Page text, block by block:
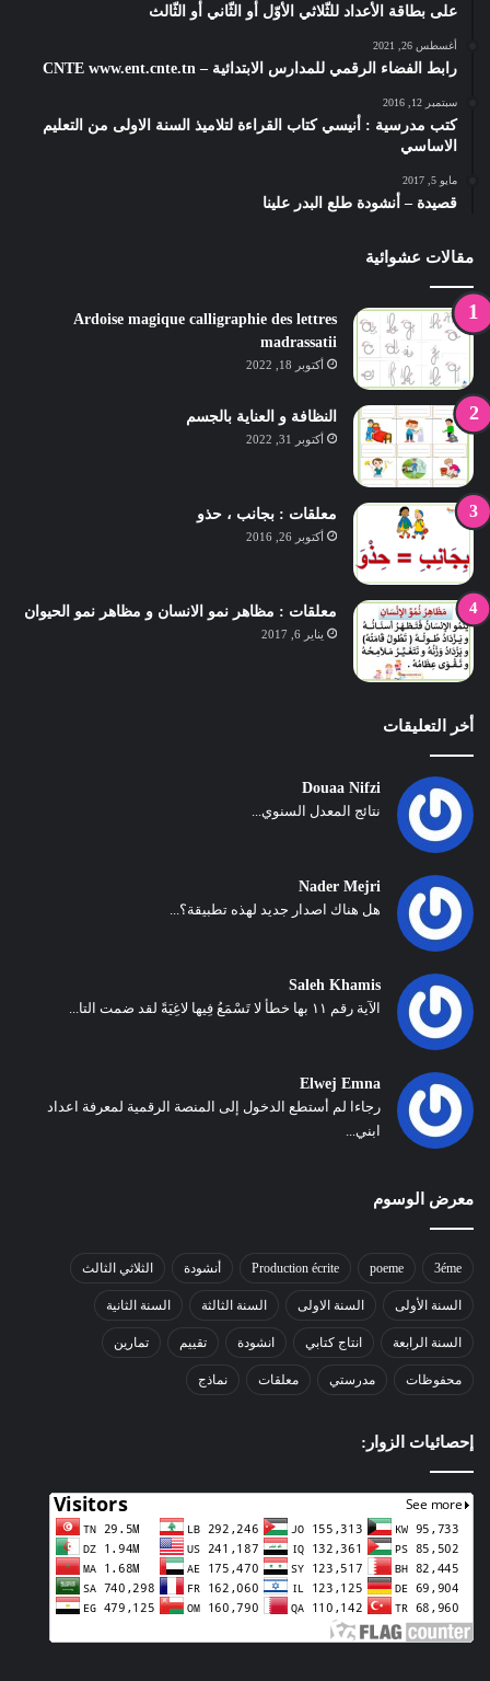
على بطاقة الأعداد للثّلاثي الأوّل أو الثّاني أو الثّالث
أغسطس 26, 2021
رابط الفضاء الرقمي للمدارس الابتدائية – CNTE www.ent.cnte.tn
سبتمبر 12, 2016
كتب مدرسية : أنيسي كتاب القراءة لتلاميذ السنة الاولى من التعليم
الاساسي
مايو 5, 2017
قصيدة – أنشودة طلع البدر علينا
مقالات عشوائية
Ardoise magique calligraphie des lettres
madrassatii
أكتوبر 18, 2022
النظافة و العناية بالجسم
أكتوبر 31, 2022
معلقات : بجانب ، حذو
أكتوبر 26, 2016
معلقات : مظاهر نمو الانسان و مظاهر نمو الحيوان
يناير 6, 2017
أخر التعليقات
Douaa Nifzi
نتائج المعدل السنوي...
Nader Mejri
هل هناك اصدار جديد لهذه تطبيقة؟...
Saleh Khamis
الآية رقم ١١ بها خطأ لا تَسْمَعُ فِيها لاغِيَةً لقد ضمت التا...
Elwej Emna
رجاءا لم أستطع الدخول إلى المنصة الرقمية لمعرفة اعداد
ابني...
معرض الوسوم
3éme
poeme
Production écrite أنشودة الثلاثي الثالث
السنة الأولى السنة الاولى السنة الثالثة السنة الثانية
السنة الرابعة انتاج كتابي انشودة تقييم تمارين
محفوظات مدرستي معلقات نماذج
إحصائيات الزوار: